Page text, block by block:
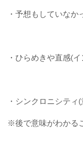
・予想もしていな
・ひらめきや直感(
・シンクロニシティ
※後で意味がわかる